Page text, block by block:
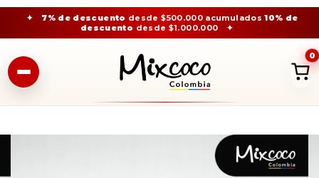
✦ 7% de descuento desde $500.000 acumulados10% de
descuento desde $1.000.000 ✦
0